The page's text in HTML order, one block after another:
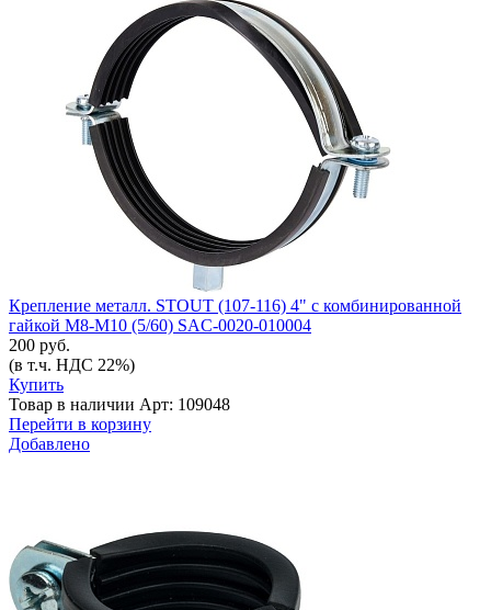
Крепление металл. STOUT (107-116) 4" с комбинированной
гайкой М8-М10 (5/60) SAC-0020-010004
200 руб.
(в т.ч. НДС 22%)
Купить
Товар в наличии Арт: 109048
Перейти в корзину
Добавлено